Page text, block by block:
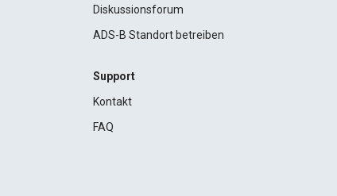
Diskussionsforum
ADS-B Standort betreiben
Support
Kontakt
FAQ